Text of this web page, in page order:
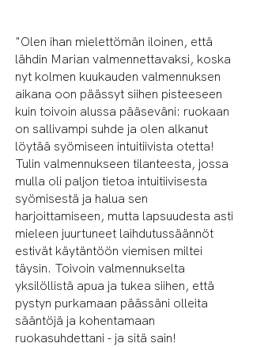
"Olen ihan mielettömän iloinen, että
lähdin Marian valmennettavaksi, koska
nyt kolmen kuukauden valmennuksen
aikana oon päässyt siihen pisteeseen
kuin toivoin alussa pääseväni: ruokaan
on sallivampi suhde ja olen alkanut
löytää syömiseen intuitiivista otetta!
Tulin valmennukseen tilanteesta, jossa
mulla oli paljon tietoa intuitiivisesta
syömisestä ja halua sen
harjoittamiseen, mutta lapsuudesta asti
mieleen juurtuneet laihdutussäännöt
estivät käytäntöön viemisen miltei
täysin. Toivoin valmennukselta
yksilöllistä apua ja tukea siihen, että
pystyn purkamaan päässäni olleita
sääntöjä ja kohentamaan
ruokasuhdettani - ja sitä sain!